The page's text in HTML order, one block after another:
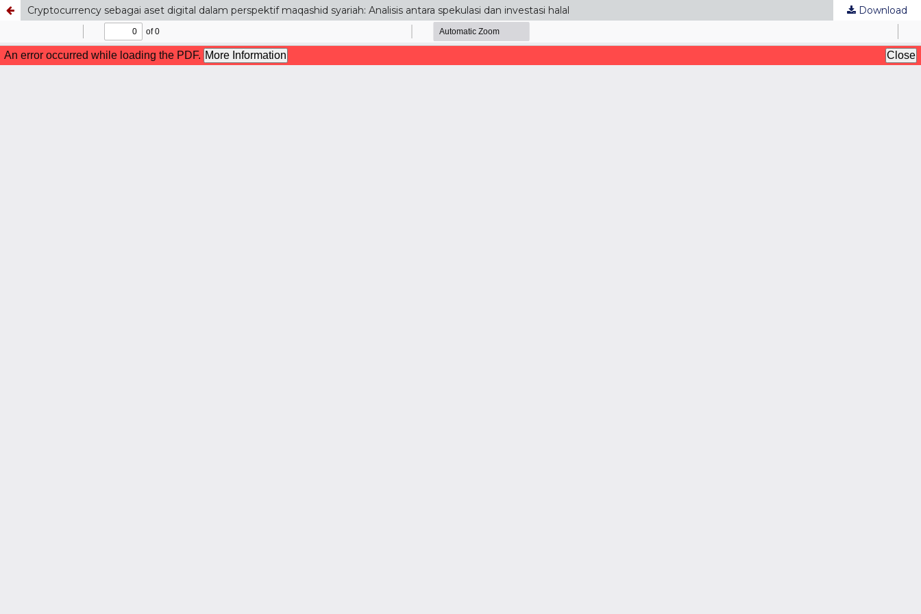
Cryptocurrency sebagai aset digital dalam perspektif maqashid syariah: Analisis antara spekulasi dan investasi halal Download